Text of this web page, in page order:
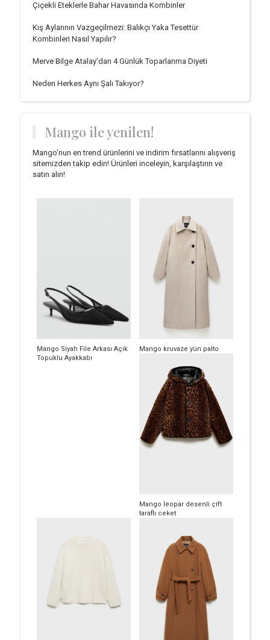
Çiçekli Eteklerle Bahar Havasında Kombinler
Kış Aylarının Vazgeçilmezi: Balıkçı Yaka Tesettür
Kombinleri Nasıl Yapılır?
Merve Bilge Atalay’dan 4 Günlük Toparlanma Diyeti
Neden Herkes Aynı Şalı Takıyor?
Mango ile yenilen!
Mango'nun en trend ürünlerini ve indirim fırsatlarını alışveriş
sitemizden takip edin! Ürünleri inceleyin, karşılaştırın ve
satın alın!
Mango Siyah File Arkası Açık
Topuklu Ayakkabı
Mango kruvaze yün palto
Mango leopar desenli çift
taraflı ceket